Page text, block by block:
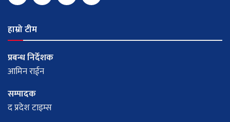
हाम्रो टीम
प्रबन्ध निर्देशक
आमिन राईन
सम्पादक
द प्रदेश टाइम्स